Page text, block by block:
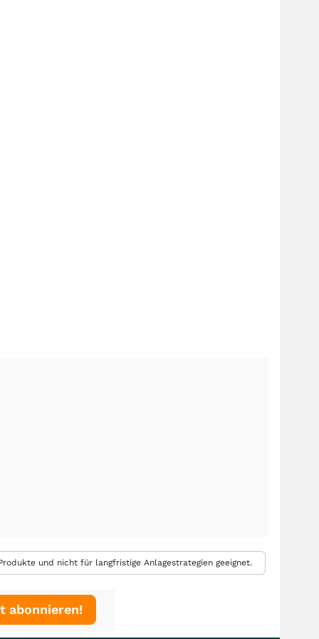
und nicht für langfristige Anlagestrategien geeignet.
abonnieren!